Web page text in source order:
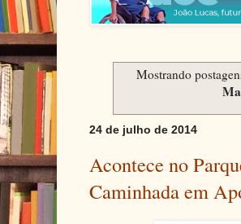
Mostrando
24 de julho de 2014
Acontece no
Caminhada em